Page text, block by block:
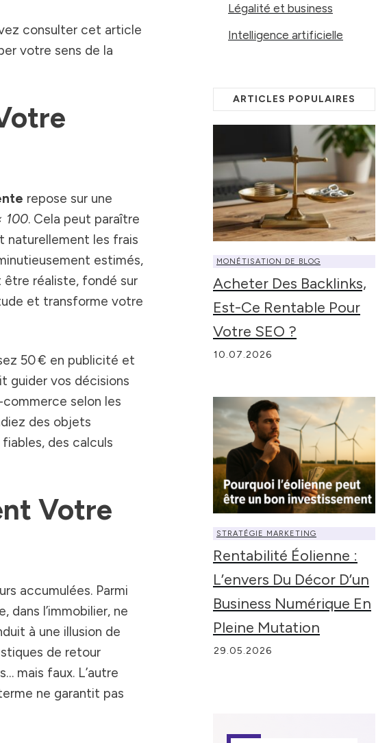
consulter cet article
votre sens de la
repose sur une
100. Cela peut paraître
naturellement les frais
estimés,
réaliste, fondé sur
et transforme votre
50 € en publicité et
guider vos décisions
selon les
des objets
des calculs
Votre
accumulées. Parmi
dans l’immobilier, ne
à une illusion de
de retour
mais faux. L’autre
ne garantit pas
Légalité et business
Intelligence artificielle
ARTICLES POPULAIRES
MONÉTISATION DE BLOG
Acheter Des Backlinks,
Est-Ce Rentable Pour
Votre SEO ?
10.07.2026
STRATÉGIE MARKETING
Rentabilité Éolienne :
L’envers Du Décor D’un
Business Numérique En
Pleine Mutation
29.05.2026